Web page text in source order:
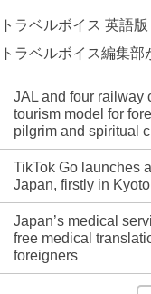
トラベルボイス 英語版
トラベルボイス編集
JAL and four railway
tourism model for
pilgrim and spiritual
TikTok Go launches
Japan, firstly in
Japan’s medical
free medical
foreigners